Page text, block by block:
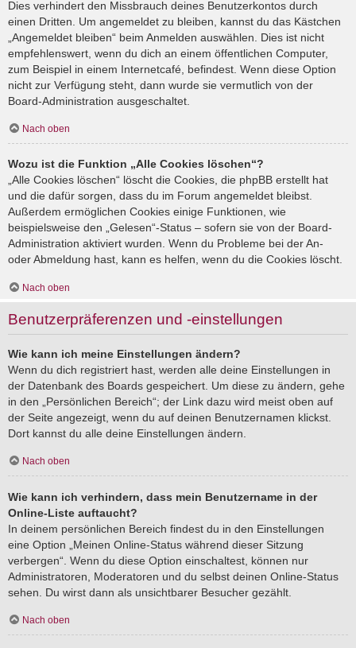
Dies verhindert den Missbrauch deines Benutzerkontos durch
einen Dritten. Um angemeldet zu bleiben, kannst du das Kästchen
„Angemeldet bleiben“ beim Anmelden auswählen. Dies ist nicht
empfehlenswert, wenn du dich an einem öffentlichen Computer,
zum Beispiel in einem Internetcafé, befindest. Wenn diese Option
nicht zur Verfügung steht, dann wurde sie vermutlich von der
Board-Administration ausgeschaltet.
Nach oben
Wozu ist die Funktion „Alle Cookies löschen“?
„Alle Cookies löschen“ löscht die Cookies, die phpBB erstellt hat
und die dafür sorgen, dass du im Forum angemeldet bleibst.
Außerdem ermöglichen Cookies einige Funktionen, wie
beispielsweise den „Gelesen“-Status – sofern sie von der Board-
Administration aktiviert wurden. Wenn du Probleme bei der An-
oder Abmeldung hast, kann es helfen, wenn du die Cookies löscht.
Nach oben
Benutzerpräferenzen und -einstellungen
Wie kann ich meine Einstellungen ändern?
Wenn du dich registriert hast, werden alle deine Einstellungen in
der Datenbank des Boards gespeichert. Um diese zu ändern, gehe
in den „Persönlichen Bereich“; der Link dazu wird meist oben auf
der Seite angezeigt, wenn du auf deinen Benutzernamen klickst.
Dort kannst du alle deine Einstellungen ändern.
Nach oben
Wie kann ich verhindern, dass mein Benutzername in der
Online-Liste auftaucht?
In deinem persönlichen Bereich findest du in den Einstellungen
eine Option „Meinen Online-Status während dieser Sitzung
verbergen“. Wenn du diese Option einschaltest, können nur
Administratoren, Moderatoren und du selbst deinen Online-Status
sehen. Du wirst dann als unsichtbarer Besucher gezählt.
Nach oben